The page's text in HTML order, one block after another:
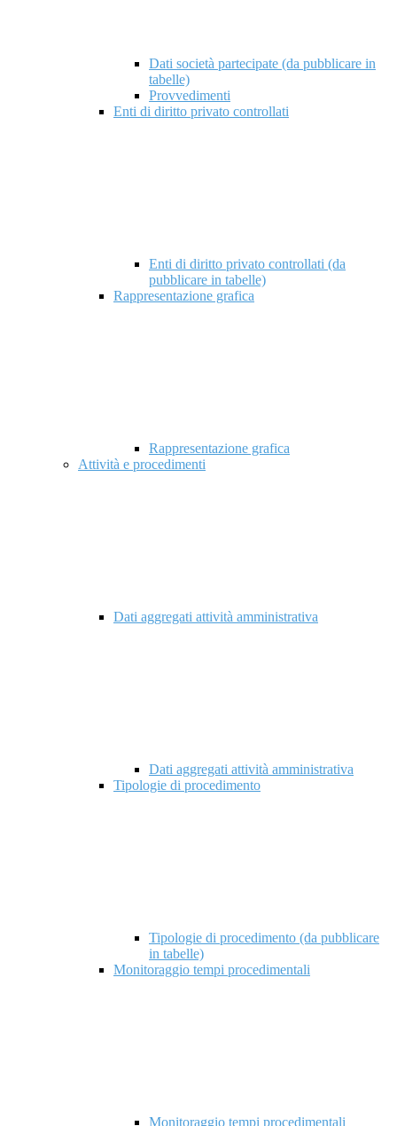
Dati società partecipate (da pubblicare in
tabelle)
Provvedimenti
Enti di diritto privato controllati
Enti di diritto privato controllati (da
pubblicare in tabelle)
Rappresentazione grafica
Rappresentazione grafica
Attività e procedimenti
Dati aggregati attività amministrativa
Dati aggregati attività amministrativa
Tipologie di procedimento
Tipologie di procedimento (da pubblicare
in tabelle)
Monitoraggio tempi procedimentali
Monitoraggio tempi procedimentali